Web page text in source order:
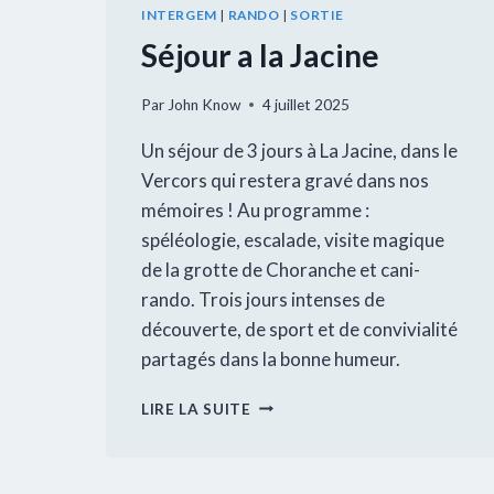
INTERGEM | RANDO | SORTIE
Séjour a la Jacine
Par John Know 4 juillet 2025
Un séjour de 3 jours à La Jacine, dans le
Vercors qui restera gravé dans nos
mémoires ! Au programme :
spéléologie, escalade, visite magique
de la grotte de Choranche et cani-
rando. Trois jours intenses de
découverte, de sport et de convivialité
partagés dans la bonne humeur.
LIRE LA SUITE SÉJOUR